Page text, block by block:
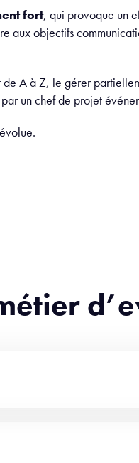
fort, qui provoque un
aux objectifs
de A à Z, le gérer
un chef de projet